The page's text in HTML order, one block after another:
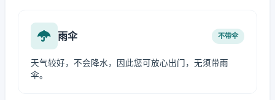
雨伞 不带伞
天气较好，不会降水，因此您可放心出门，无须带雨
伞。